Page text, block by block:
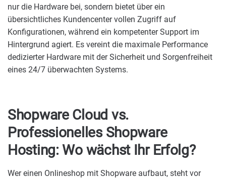
nur die Hardware bei, sondern bietet über ein
übersichtliches Kundencenter vollen Zugriff auf
Konfigurationen, während ein kompetenter Support im
Hintergrund agiert. Es vereint die maximale Performance
dedizierter Hardware mit der Sicherheit und Sorgenfreiheit
eines 24/7 überwachten Systems.
Shopware Cloud vs.
Professionelles Shopware
Hosting: Wo wächst Ihr Erfolg?
Wer einen Onlineshop mit Shopware aufbaut, steht vor